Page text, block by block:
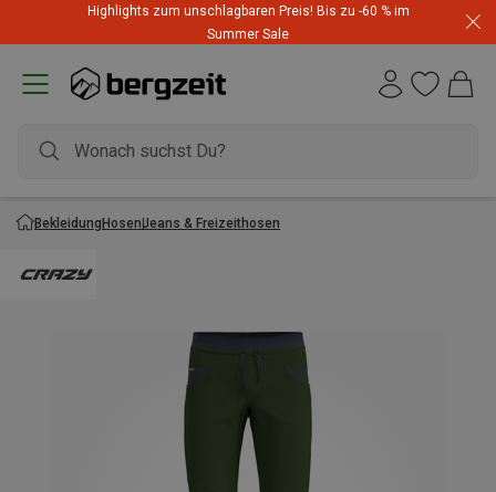
Highlights zum unschlagbaren Preis! Bis zu -60 % im
Summer Sale
BekleidungHosenJeans & Freizeithosen